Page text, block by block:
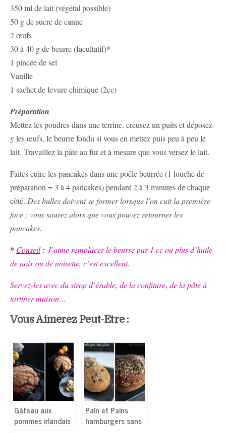
350 ml de lait (végétal possible)
50 g de sucre de canne
2 œufs
30 à 40 g de beurre (facultatif)*
1 pincée de sel
Vanille
1 sachet de levure chimique (2cc)
Préparation
Mettez les poudres dans une terrine, creusez un puits et déposez-
y les œufs, le beurre fondu si vous en mettez puis peu à peu le
lait. Travaillez la pâte au fur et à mesure que vous versez le lait.
Faites cuire les pancakes dans une poêle beurrée (1 louche de
préparation = 3 à 4 pancakes) pendant 2 à 3 minutes de chaque
côté. Des bulles doivent se former lorsque l’on cuit la première
face ; vous saurez alors que vous pouvez retourner les
pancakes.
* Conseil: J’aime remplacer le beurre par 1 cc ou plus d’huile
de noix ou de noisette, c’est excellent.
Servez-les avec du sirop d’érable, de la confiture, de la pâte à
tartiner maison…
Vous Aimerez Peut-Être :
Gâteau aux
pommes irlandais
Pain et Pains
hamburgers sans